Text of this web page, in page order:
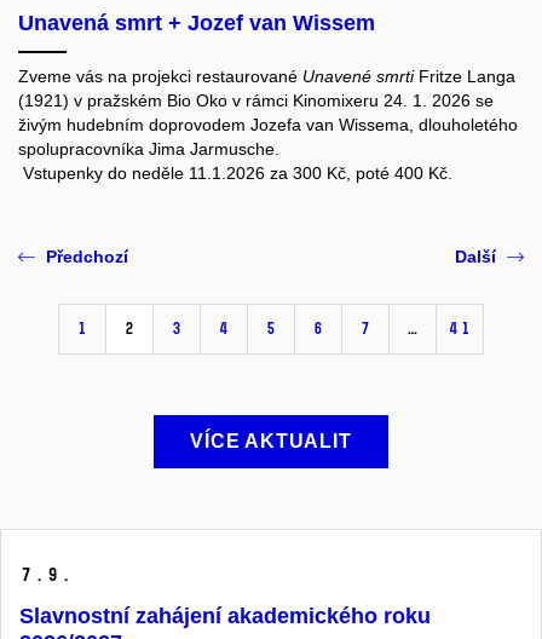
Unavená smrt + Jozef van Wissem
Zveme vás na projekci restaurované Unavené smrtiFritze Langa
(1921) v pražském Bio Oko v rámci Kinomixeru 24. 1. 2026 se
živým hudebním doprovodem Jozefa van Wissema, dlouholetého
spolupracovníka Jima Jarmusche.
Vstupenky do neděle 11.1.2026 za 300 Kč, poté 400 Kč.
Předchozí
1 2 3 4 5 6 7 … 41
Další
VÍCE AKTUALIT
7. 9.
Slavnostní zahájení akademického roku